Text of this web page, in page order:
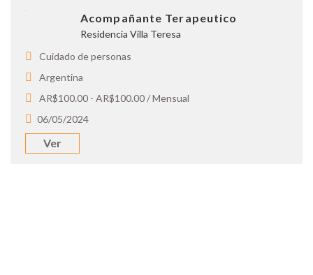
Acompañante Terapeutico
Residencia Villa Teresa
Cuidado de personas
Argentina
AR$100.00 - AR$100.00 / Mensual
06/05/2024
Ver